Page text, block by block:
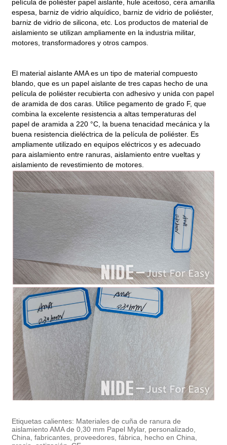
película de poliéster papel aislante, hule aceitoso, cera amarilla
espesa, barniz de vidrio alquídico, barniz de vidrio de poliéster,
barniz de vidrio de silicona, etc. Los productos de material de
aislamiento se utilizan ampliamente en la industria militar,
motores, transformadores y otros campos.
El material aislante AMA es un tipo de material compuesto
blando, que es un papel aislante de tres capas hecho de una
película de poliéster recubierta con adhesivo y unida con papel
de aramida de dos caras. Utilice pegamento de grado F, que
combina la excelente resistencia a altas temperaturas del
papel de aramida a 220 °C, la buena tenacidad mecánica y la
buena resistencia dieléctrica de la película de poliéster. Es
ampliamente utilizado en equipos eléctricos y es adecuado
para aislamiento entre ranuras, aislamiento entre vueltas y
aislamiento de revestimiento de motores.
Etiquetas calientes: Materiales de cuña de ranura de
aislamiento AMA de 0,30 mm Papel Mylar, personalizado,
China, fabricantes, proveedores, fábrica, hecho en China,